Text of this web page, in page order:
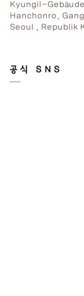
Kyungil-
Hanchonro,
Seoul , Republik
공식 SNS